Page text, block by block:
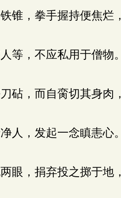
锥，拳手握持便焦烂，
等，不应私用于僧物。
砧，而自脔切其身肉，
人，发起一念瞋恚心。
眼，捐弃投之掷于地，